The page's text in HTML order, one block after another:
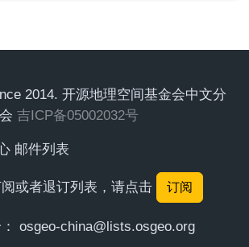
2014. 开源地理空间基金会中文分
会 吉ICP备05002032号
邮件列表
或者退订列表，请点击 订阅
osgeo-china@lists.osgeo.org